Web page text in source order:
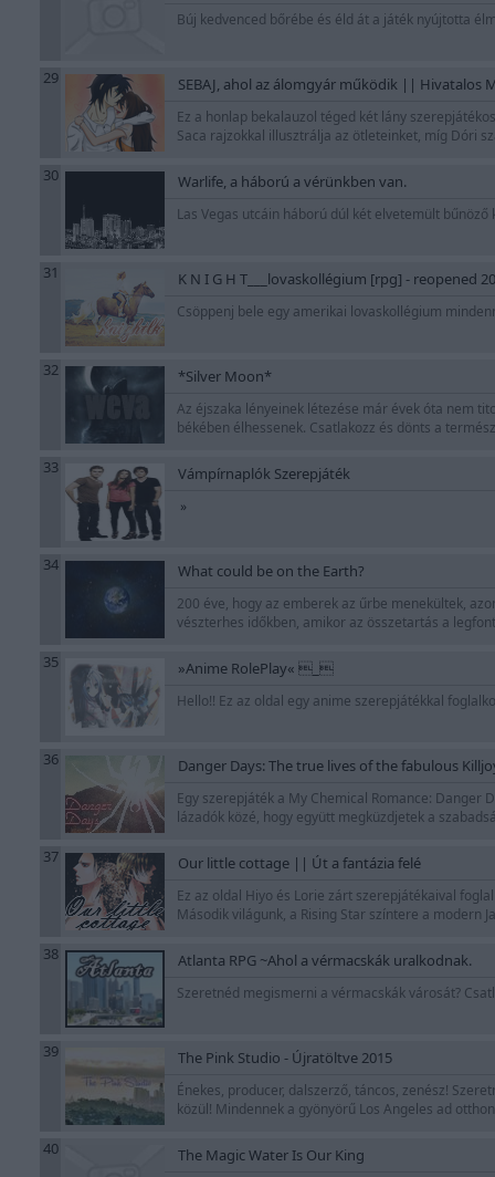
Búj kedvenced bőrébe és éld át a játék nyújtotta
29 SEBAJ, ahol az álomgyár működik || Hivatalos
Ez a honlap bekalauzol téged két lány
Saca rajzokkal illusztrálja az ötleteinket, míg Dóri
30 Warlife, a háború a vérünkben van.
Las Vegas utcáin háború dúl két elvetemült
31 K N I G H T___lovaskollégium [rpg] - reopened
Csöppenj bele egy amerikai lovaskollégium
32 *Silver Moon*
Az éjszaka lényeinek létezése már évek óta nem
békében élhessenek. Csatlakozz és dönts a
33 Vámpírnaplók Szerepjáték
»
34 What could be on the Earth?
200 éve, hogy az emberek az űrbe menekültek,
vészterhes időkben, amikor az összetartás a
35 »Anime RolePlay« _
Hello!! Ez az oldal egy anime szerepjátékkal
36 Danger Days: The true lives of the fabulous
Egy szerepjáték a My Chemical Romance: Danger
lázadók közé, hogy együtt megküzdjetek a
37 Our little cottage || Út a fantázia felé
Ez az oldal Hiyo és Lorie zárt szerepjátékaival
Második világunk, a Rising Star színtere a modern
38 Atlanta RPG ~Ahol a vérmacskák uralkodnak.
Szeretnéd megismerni a vérmacskák városát?
39 The Pink Studio - Újratöltve 2015
Énekes, producer, dalszerző, táncos, zenész!
közül! Mindennek a gyönyörű Los Angeles ad
40 The Magic Water Is Our King